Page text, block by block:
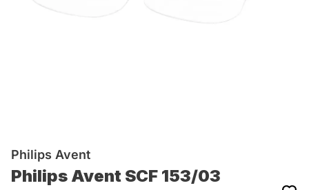
Philips Avent
Philips Avent SCF 153/03